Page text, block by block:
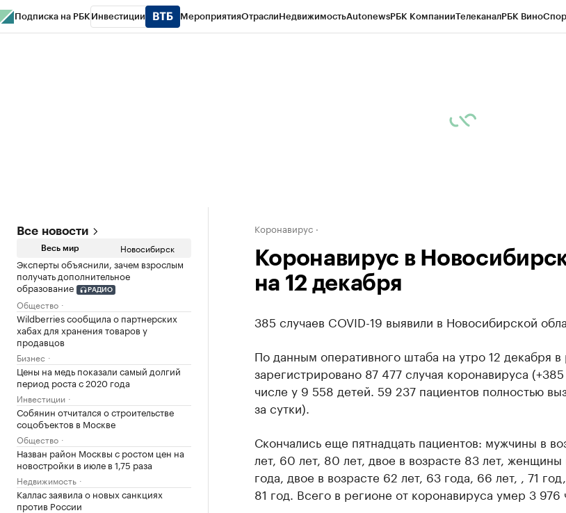
Подписка на РБК Инвестиции МероприятияОтраслиНедвижимостьAutonewsРБК КомпанииТелеканалРБК Вино
Все новости
Весь мир Новосибирск
Эксперты объяснили, зачем взрослым
получать дополнительное
образование
РАДИО
Общество
Wildberries сообщила о партнерских
хабах для хранения товаров у
продавцов
Бизнес
Цены на медь показали самый долгий
период роста с 2020 года
Инвестиции
Собянин отчитался о строительстве
соцобъектов в Москве
Общество
Назван район Москвы с ростом цен на
новостройки в июле в 1,75 раза
Недвижимость
Каллас заявила о новых санкциях
против России
Коронавирус
Коронавирус в
на 12 декабря
385 случаев COVID-19 выявили в Новосибирской
По данным оперативного штаба на утро 12 декабря в
зарегистрировано 87 477 случая коронавируса
числе у 9 558 детей. 59 237 пациентов полностью
за сутки).
Скончались еще пятнадцать пациентов: мужчины в
лет, 60 лет, 80 лет, двое в возрасте 83 лет, женщины
года, двое в возрасте 62 лет, 63 года, 66 лет, , 71
81 год. Всего в регионе от коронавируса умер 3 976